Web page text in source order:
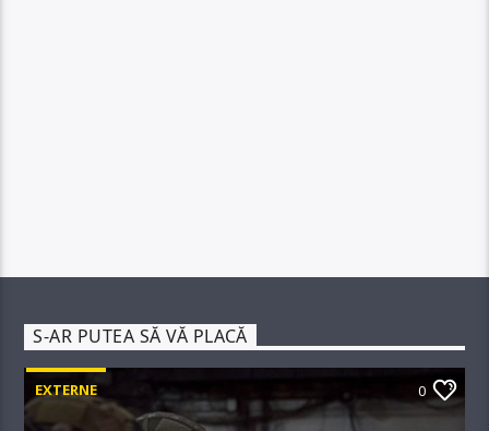
S-AR PUTEA SĂ VĂ PLACĂ
EXTERNE 0